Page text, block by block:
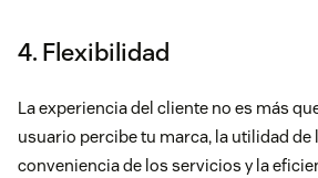
4. Flexibilidad
La experiencia del cliente no es más
usuario percibetu marca, la utilidad de
conveniencia de los servicios y la